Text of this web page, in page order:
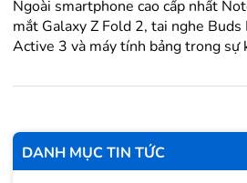
Ngoài smartphone cao cấp nhất
mắt Galaxy Z Fold 2, tai nghe
Active 3 và máy tính bảng trong sự kiện
Samsung sẽ có hai phiên bản:
dòng Galaxy S20, trong khi, Note20
DANH MỤC TIN TỨC